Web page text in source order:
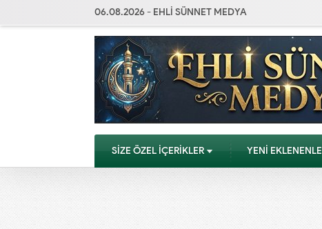
06.08.2026 - EHLİ SÜNNET MEDYA
SİZE ÖZEL İÇERİKLER YENİ